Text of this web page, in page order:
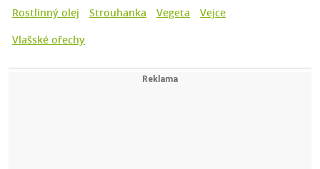
Rostlinný olej
Strouhanka Vegeta
Vejce
Vlašské ořechy